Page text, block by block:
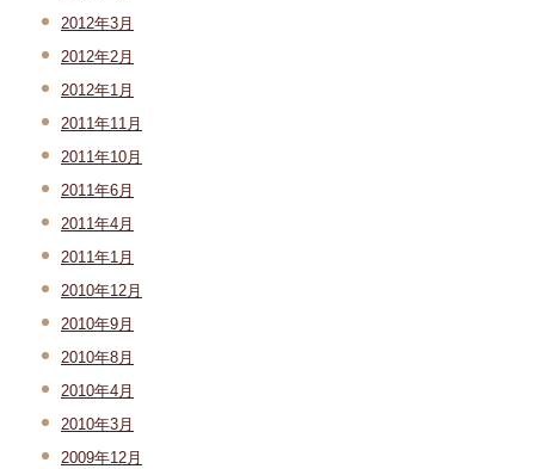
2012年3月
2012年2月
2012年1月
2011年11月
2011年10月
2011年6月
2011年4月
2011年1月
2010年12月
2010年9月
2010年8月
2010年4月
2010年3月
2009年12月